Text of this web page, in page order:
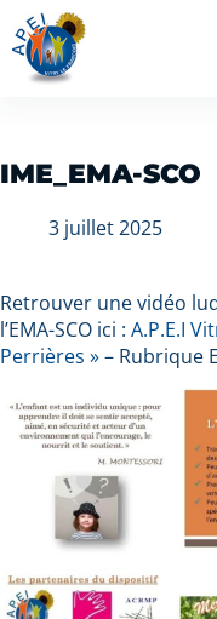
IME_EMA-SCO
3 juillet 2025
Retrouver une vidéo
l’EMA-SCO ici : A.P.E.I
Perrières »– Rubrique